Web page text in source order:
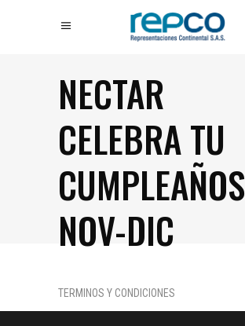
NECTAR
CELEBRA TU
CUMPLEAÑOS
NOV-DIC
TERMINOS Y CONDICIONES